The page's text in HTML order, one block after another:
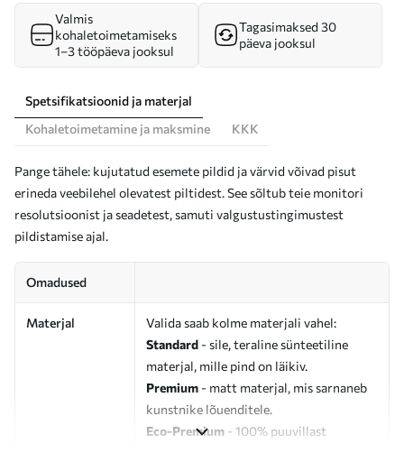
Valmis
kohaletoimetamiseks
1–3 tööpäeva jooksul
Tagasimaksed 30
päeva jooksul
Spetsifikatsioonid ja materjal
Kohaletoimetamine ja maksmine
KKK
Pange tähele: kujutatud esemete pildid ja värvid võivad pisut
erineda veebilehel olevatest piltidest. See sõltub teie monitori
resolutsioonist ja seadetest, samuti valgustustingimustest
pildistamise ajal.
Omadused
Materjal
Valida saab kolme materjali vahel:
Standard - sile, teraline sünteetiline
materjal, mille pind on läikiv.
Premium - matt materjal, mis sarnaneb
kunstnike lõuenditele.
Eco-Premium - 100% puuvillast